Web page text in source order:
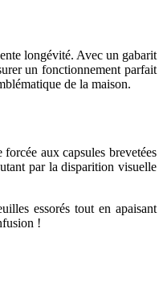
longévité. Avec un gabarit
un fonctionnement parfait
de la maison.
aux capsules brevetées
par la disparition visuelle
essorés tout en apaisant
!